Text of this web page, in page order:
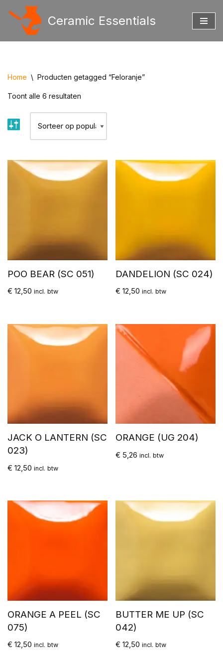
Ceramic Essentials
Home \ Producten getagged “Feloranje”
Toont alle 6 resultaten
POO BEAR (SC 051)
€ 12,50 incl. btw
DANDELION (SC 024)
€ 12,50 incl. btw
JACK O LANTERN (SC
023)
€ 12,50 incl. btw
ORANGE (UG 204)
€ 5,26 incl. btw
ORANGE A PEEL (SC
075)
€ 12,50 incl. btw
BUTTER ME UP (SC
042)
€ 12,50 incl. btw